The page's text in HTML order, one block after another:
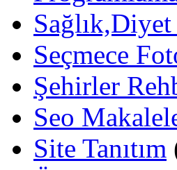
Seçmece
Şehirler
Seo
Site Tanıtım